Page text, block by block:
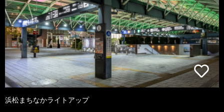
浜松まちなかライトアップ